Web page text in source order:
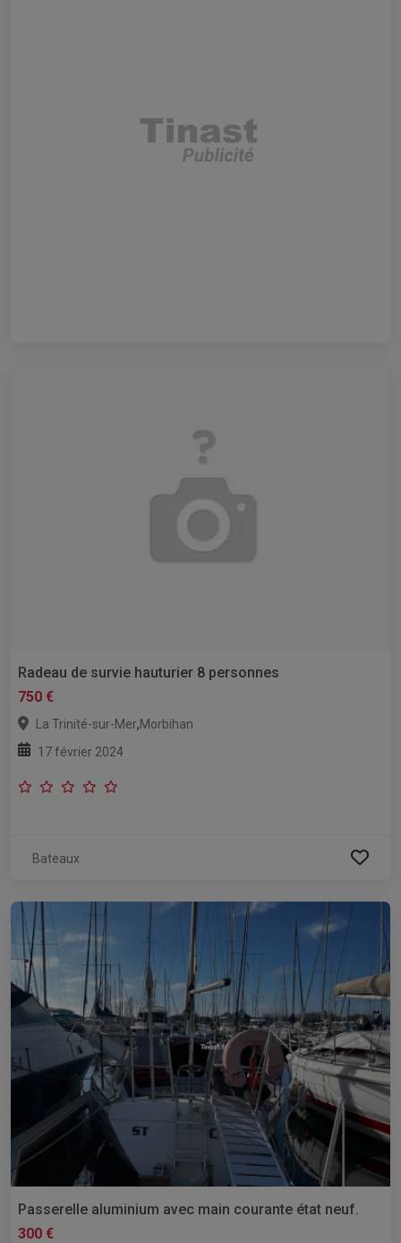
Radeau de survie hauturier 8 personnes
750 €
La Trinité-sur-Mer,Morbihan
17 février 2024
Bateaux
Passerelle aluminium avec main courante état neuf.
300 €